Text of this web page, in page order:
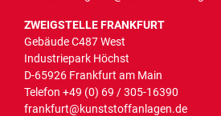
ZWEIGSTELLE FRANKFURT
Gebäude C487 West
Industriepark Höchst
D-65926 Frankfurt am Main
Telefon +49 (0) 69 / 305-16390
frankfurt@kunststoffanlagen.de